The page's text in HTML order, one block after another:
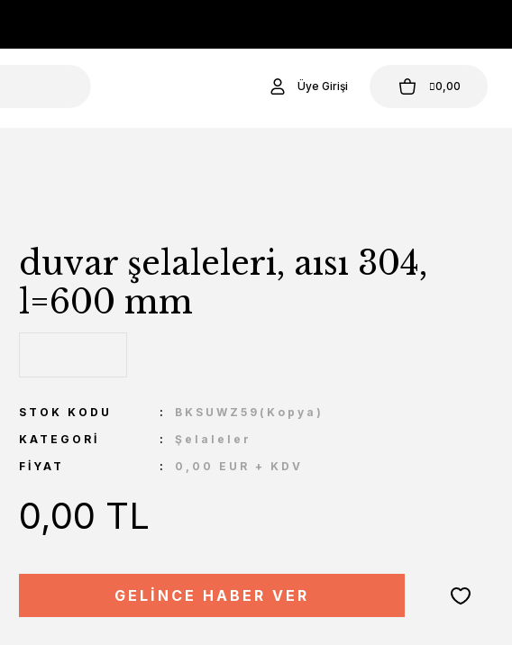
Üye Girişi 0,00
duvar şelaleleri, aısı 304,
l=600 mm
STOK KODU
BKSUWZ59(Kopya)
KATEGORI
Şelaleler
FIYAT
0,00 EUR + KDV
0,00 TL
GELİNCE HABER VER